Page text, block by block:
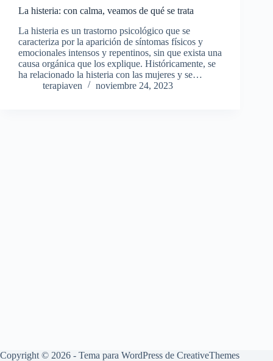
La histeria: con calma, veamos de qué se trata
La histeria es un trastorno psicológico que se
caracteriza por la aparición de síntomas físicos y
emocionales intensos y repentinos, sin que exista una
causa orgánica que los explique. Históricamente, se
ha relacionado la histeria con las mujeres y se…
terapiaven
noviembre 24, 2023
Copyright © 2026 - Tema para WordPress de CreativeThemes